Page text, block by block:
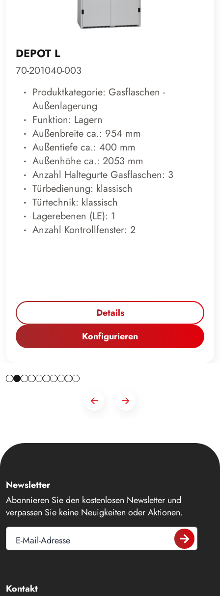
DEPOT L
70-201040-003
Produktkategorie: Gasflaschen -
Außenlagerung
Funktion: Lagern
Außenbreite ca.: 954 mm
Außentiefe ca.: 400 mm
Außenhöhe ca.: 2053 mm
Anzahl Haltegurte Gasflaschen: 3
Türbedienung: klassisch
Türtechnik: klassisch
Lagerebenen (LE): 1
Anzahl Kontrollfenster: 2
Details
Konfigurieren
Newsletter
Abonnieren Sie den kostenlosen Newsletter und
verpassen Sie keine Neuigkeiten oder Aktionen.
E-Mail-Adresse
Kontakt